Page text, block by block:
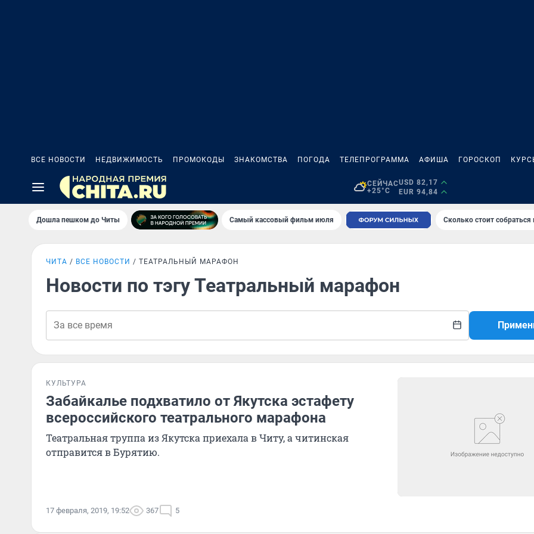
ВСЕ НОВОСТИ НЕДВИЖИМОСТЬ ПРОМОКОДЫ ЗНАКОМСТВА ПОГОДА ТЕЛЕПРОГРАММА АФИША ГОРОСКОП
СЕЙЧАС
+25°C
USD 82,17
EUR 94,84
Дошла пешком до Читы Самый кассовый фильм июля Сколько стоит
ЧИТА ВСЕ НОВОСТИ ТЕАТРАЛЬНЫЙ МАРАФОН
Новости по тэгу Театральный марафон
КУЛЬТУРА
Забайкалье подхватило от Якутска эстафету
всероссийского театрального марафона
Театральная труппа из Якутска приехала в Читу, а читинская
отправится в Бурятию.
17 февраля, 2019, 19:52 367 5